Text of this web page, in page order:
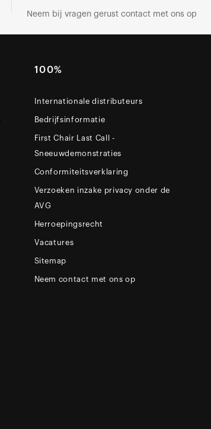
Neem bij vragen gerust contact met ons op
100%
Internationale distributeurs
Bedrijfsinformatie
First Chair Last Call -
Sneeuwdemonstraties
Conformiteitsverklaring
Verzoeken inzake privacy onder de
AVG
Herroepingsrecht
Vacatures
Sitemap
Neem contact met ons op